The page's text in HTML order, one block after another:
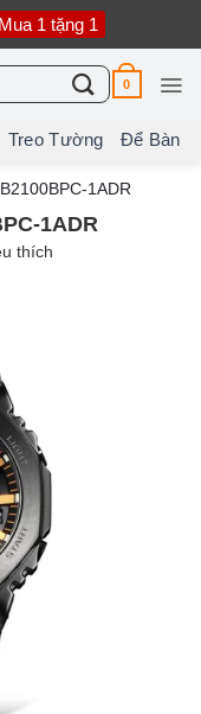
Mua 1 tặng 1
0
Treo Tường Để Bàn
1ADR
1ADR
thích